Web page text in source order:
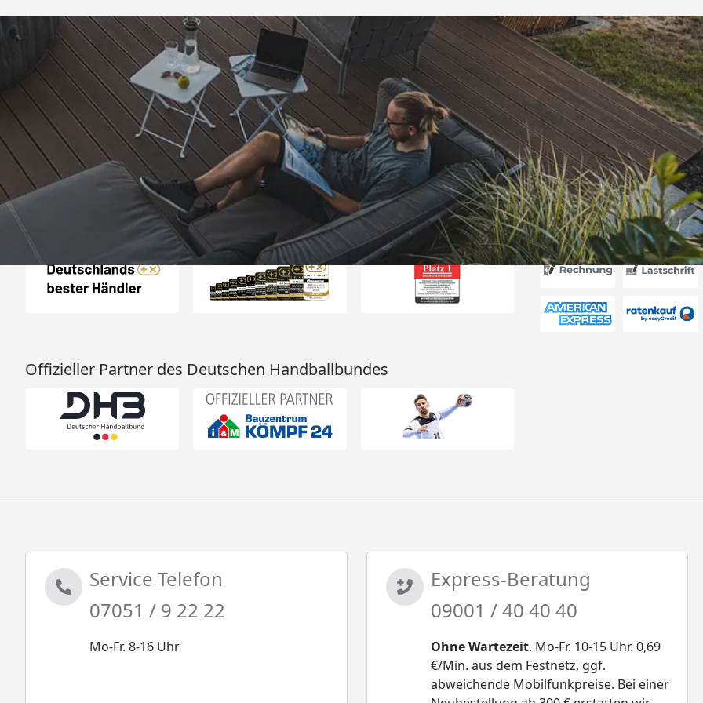
Trusted Shops
4,67/ 5
861 Bewertungen
„Tolle Qualität, guter Preis,
schnelle Lieferung“
07.05.2026
Versand
Auszeichnungen Akzeptierte
Offizieller Partner des Deutschen Handballbundes
Service Telefon
07051 / 9 22 22
Mo-Fr. 8-16 Uhr
Express-Beratung
09001 / 40 40 40
Ohne Wartezeit. Mo-Fr. 10-15 Uhr. 0,69
€/Min. aus dem Festnetz, ggf.
abweichende Mobilfunkpreise. Bei einer